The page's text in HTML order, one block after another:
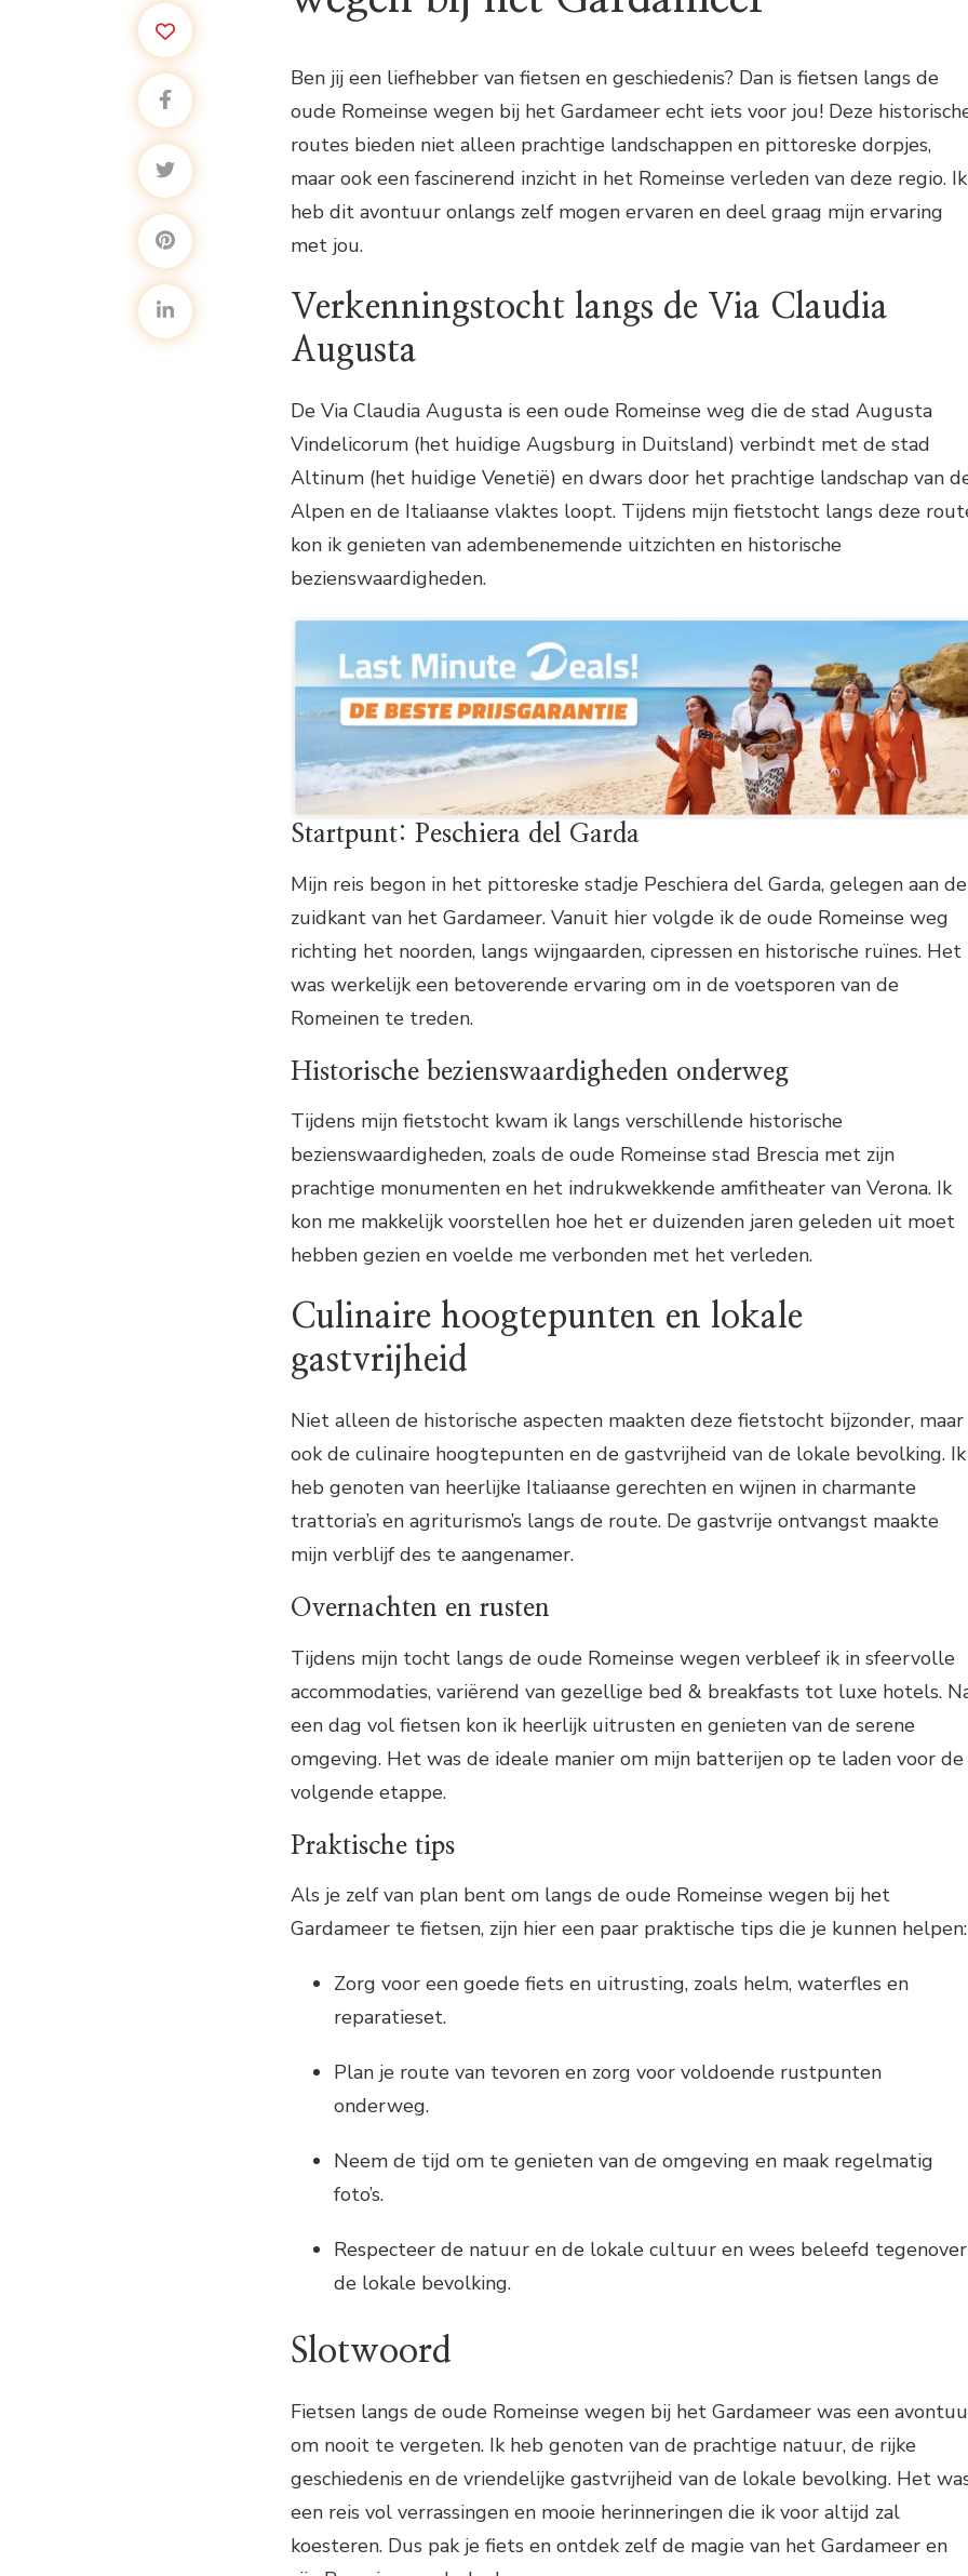
Ben jij een liefhebber van fietsen en geschiedenis? Dan is fietsen langs de
oude Romeinse wegen bij het Gardameer echt iets voor jou! Deze
routes bieden niet alleen prachtige landschappen en pittoreske dorpjes,
maar ook een fascinerend inzicht in het Romeinse verleden van deze regio. Ik
heb dit avontuur onlangs zelf mogen ervaren en deel graag mijn ervaring
met jou.
Verkenningstocht langs de Via Claudia
Augusta
De Via Claudia Augusta is een oude Romeinse weg die de stad Augusta
Vindelicorum (het huidige Augsburg in Duitsland) verbindt met de stad
Altinum (het huidige Venetië) en dwars door het prachtige landschap van
Alpen en de Italiaanse vlaktes loopt. Tijdens mijn fietstocht langs deze
kon ik genieten van adembenemende uitzichten en historische
bezienswaardigheden.
Startpunt: Peschiera del Garda
Mijn reis begon in het pittoreske stadje Peschiera del Garda, gelegen aan de
zuidkant van het Gardameer. Vanuit hier volgde ik de oude Romeinse weg
richting het noorden, langs wijngaarden, cipressen en historische ruïnes. Het
was werkelijk een betoverende ervaring om in de voetsporen van de
Romeinen te treden.
Historische bezienswaardigheden onderweg
Tijdens mijn fietstocht kwam ik langs verschillende historische
bezienswaardigheden, zoals de oude Romeinse stad Brescia met zijn
prachtige monumenten en het indrukwekkende amfitheater van Verona. Ik
kon me makkelijk voorstellen hoe het er duizenden jaren geleden uit moet
hebben gezien en voelde me verbonden met het verleden.
Culinaire hoogtepunten en lokale
gastvrijheid
Niet alleen de historische aspecten maakten deze fietstocht bijzonder, maar
ook de culinaire hoogtepunten en de gastvrijheid van de lokale bevolking. Ik
heb genoten van heerlijke Italiaanse gerechten en wijnen in charmante
trattoria’s en agriturismo’s langs de route. De gastvrije ontvangst maakte
mijn verblijf des te aangenamer.
Overnachten en rusten
Tijdens mijn tocht langs de oude Romeinse wegen verbleef ik in sfeervolle
accommodaties, variërend van gezellige bed & breakfasts tot luxe hotels.
een dag vol fietsen kon ik heerlijk uitrusten en genieten van de serene
omgeving. Het was de ideale manier om mijn batterijen op te laden voor de
volgende etappe.
Praktische tips
Als je zelf van plan bent om langs de oude Romeinse wegen bij het
Gardameer te fietsen, zijn hier een paar praktische tips die je kunnen helpen:
Zorg voor een goede fiets en uitrusting, zoals helm, waterfles en
reparatieset.
Plan je route van tevoren en zorg voor voldoende rustpunten
onderweg.
Neem de tijd om te genieten van de omgeving en maak regelmatig
foto’s.
Respecteer de natuur en de lokale cultuur en wees beleefd tegenover
de lokale bevolking.
Slotwoord
Fietsen langs de oude Romeinse wegen bij het Gardameer was een
om nooit te vergeten. Ik heb genoten van de prachtige natuur, de rijke
geschiedenis en de vriendelijke gastvrijheid van de lokale bevolking. Het
een reis vol verrassingen en mooie herinneringen die ik voor altijd zal
koesteren. Dus pak je fiets en ontdek zelf de magie van het Gardameer en